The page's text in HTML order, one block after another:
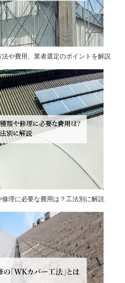
や費用、業者選定のポイントを解説
理に必要な費用は？工法別に解説